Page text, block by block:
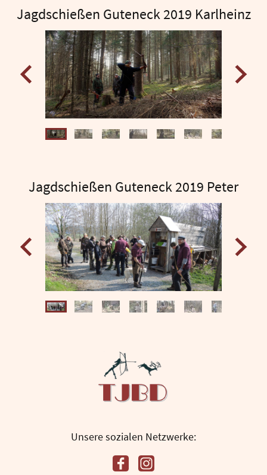
Jagdschießen Guteneck 2019 Karlheinz
Jagdschießen Guteneck 2019 Peter
Unsere sozialen Netzwerke: